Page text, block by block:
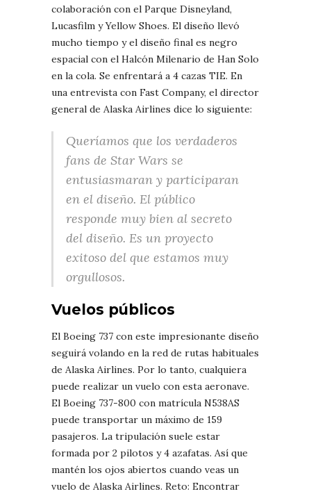
colaboración con el Parque Disneyland,
Lucasfilm y Yellow Shoes. El diseño llevó
mucho tiempo y el diseño final es negro
espacial con el Halcón Milenario de Han Solo
en la cola. Se enfrentará a 4 cazas TIE. En
una entrevista con Fast Company, el director
general de Alaska Airlines dice lo siguiente:
Queríamos que los verdaderos
fans de Star Wars se
entusiasmaran y participaran
en el diseño. El público
responde muy bien al secreto
del diseño. Es un proyecto
exitoso del que estamos muy
orgullosos.
Vuelos públicos
El Boeing 737 con este impresionante diseño
seguirá volando en la red de rutas habituales
de Alaska Airlines. Por lo tanto, cualquiera
puede realizar un vuelo con esta aeronave.
El Boeing 737-800 con matrícula N538AS
puede transportar un máximo de 159
pasajeros. La tripulación suele estar
formada por 2 pilotos y 4 azafatas. Así que
mantén los ojos abiertos cuando veas un
vuelo de Alaska Airlines. Reto: Encontrar